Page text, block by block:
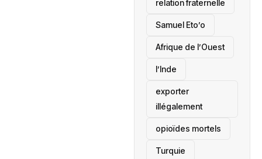
relation fraternelle
Samuel Eto’o
Afrique de l’Ouest
l’Inde
exporter
illégalement
opioïdes mortels
‎Turquie